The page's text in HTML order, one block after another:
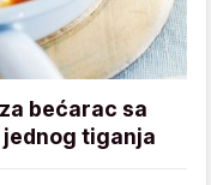
bećarac sa
jednog tiganja